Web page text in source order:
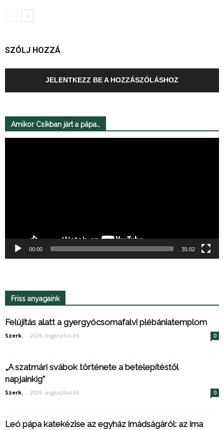
SZÓLJ HOZZÁ
JELENTKEZZ BE A HOZZÁSZÓLÁSHOZ
Amikor Csíkban járt a pápa…
00:00 35:02
Friss anyagaink
Felújítás alatt a gyergyócsomafalvi plébániatemplom
Szerk. - 2026. augusztus 06. 0
„A szatmári svábok története a betelepítéstől
napjainkig”
Szerk. - 2026. augusztus 06. 0
Leó pápa katekézise az egyház imádságáról: az ima